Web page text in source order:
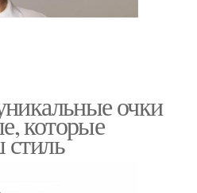
очки
которые
стиль